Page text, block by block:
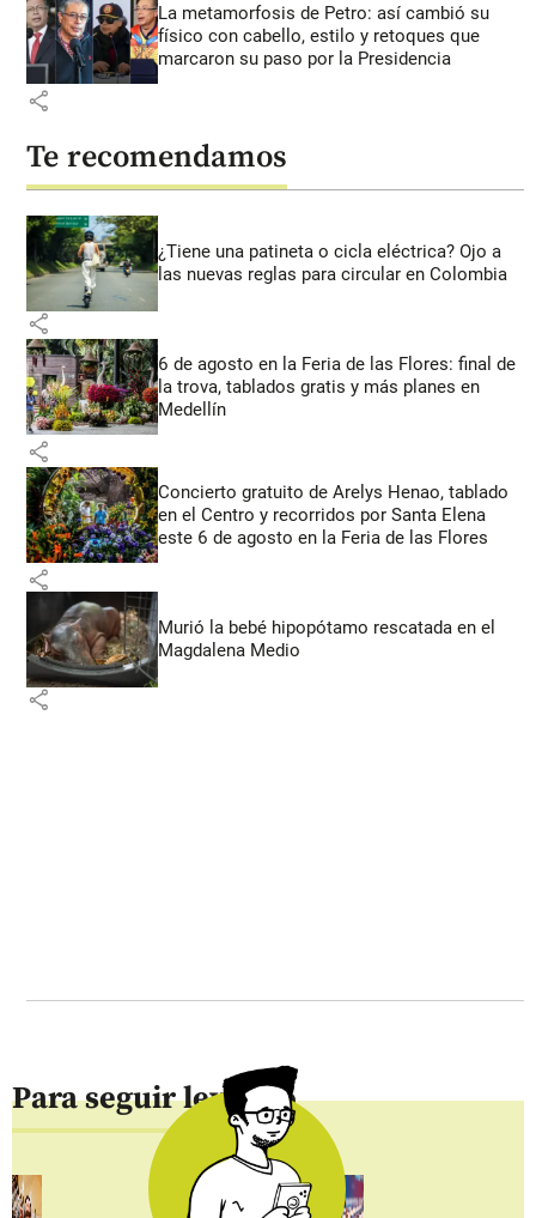
La metamorfosis de Petro: así cambió su
físico con cabello, estilo y retoques que
marcaron su paso por la Presidencia
share
Te recomendamos
¿Tiene una patineta o cicla eléctrica? Ojo a
las nuevas reglas para circular en Colombia
share
6 de agosto en la Feria de las Flores: final de
la trova, tablados gratis y más planes en
Medellín
share
Concierto gratuito de Arelys Henao, tablado
en el Centro y recorridos por Santa Elena
este 6 de agosto en la Feria de las Flores
share
Murió la bebé hipopótamo rescatada en el
Magdalena Medio
share
Para seguir leyendo